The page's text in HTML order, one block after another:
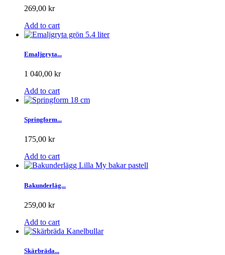
269,00 kr
Add to cart
Emaljgryta...
1 040,00 kr
Add to cart
Springform...
175,00 kr
Add to cart
Bakunderläg...
259,00 kr
Add to cart
Skärbräda...